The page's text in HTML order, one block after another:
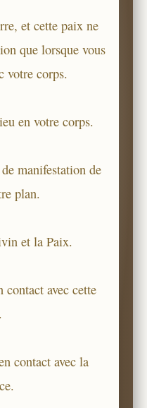
et cette paix ne
que lorsque vous
votre corps.
en votre corps.
manifestation de
plan.
et la Paix.
contact avec cette
contact avec la